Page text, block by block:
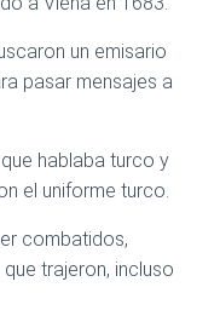
un emisario
pasar mensajes a
hablaba turco y
el uniforme turco.
combatidos,
trajeron, incluso